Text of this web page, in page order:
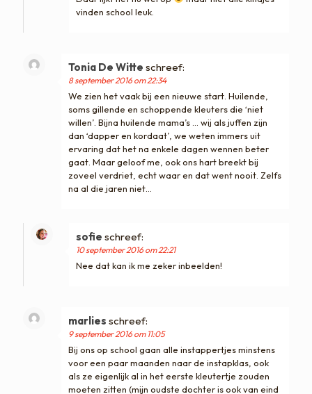
vinden school leuk.
Tonia De Witte schreef:
8 september 2016 om 22:34
We zien het vaak bij een nieuwe start. Huilende,
soms gillende en schoppende kleuters die ‘niet
willen’. Bijna huilende mama’s … wij als juffen zijn
dan ‘dapper en kordaat’, we weten immers uit
ervaring dat het na enkele dagen wennen beter
gaat. Maar geloof me, ook ons hart breekt bij
zoveel verdriet, echt waar en dat went nooit. Zelfs
na al die jaren niet…
sofie schreef:
10 september 2016 om 22:21
Nee dat kan ik me zeker inbeelden!
marlies schreef:
9 september 2016 om 11:05
Bij ons op school gaan alle instappertjes minstens
voor een paar maanden naar de instapklas, ook
als ze eigenlijk al in het eerste kleutertje zouden
moeten zitten (mijn oudste dochter is ook van eind